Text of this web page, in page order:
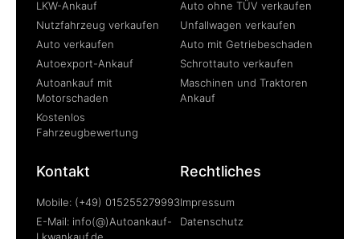
LKW-Ankauf
Nutzfahrzeug verkaufen
Auto verkaufen
Autoexport-Ankauf
Autoankauf mit
Motorschaden
Kostenlos
Fahrzeugbewertung
Auto ohne TÜV verkaufen
Unfallwagen verkaufen
Auto mit Getriebeschaden
Schrottauto verkaufen
Maschinen und Traktoren
Ankauf
Kontakt
Mobile: (+49) 015255279993
E-Mail: info(@)Autoankauf-
Lkwankauf.de
Rechtliches
Impressum
Datenschutz